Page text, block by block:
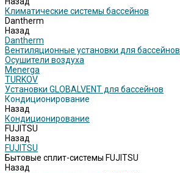
Климатические системы бассейнов
Dantherm
Назад
Dantherm
Вентиляционные установки для бассейнов
Осушители воздуха
Menerga
TURKOV
Установки GLOBALVENT для бассейнов
Кондиционирование
Назад
Кондиционирование
FUJITSU
Назад
FUJITSU
Бытовые сплит-системы FUJITSU
Назад